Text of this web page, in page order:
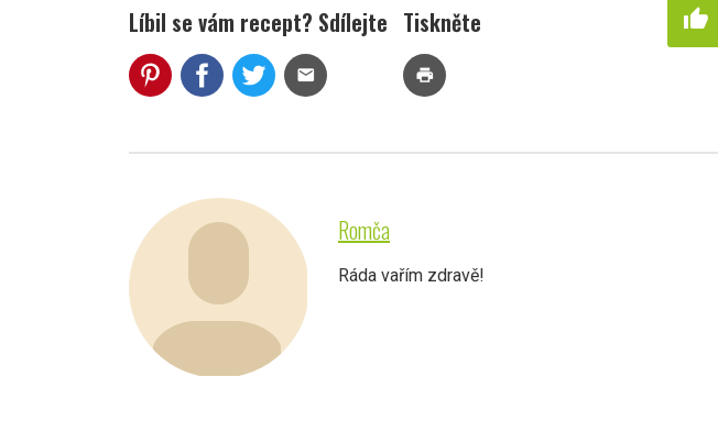
Líbil se vám recept? Sdílejte
mail
Tiskněte
print
thumb_up
Romča
Ráda vařím zdravě!